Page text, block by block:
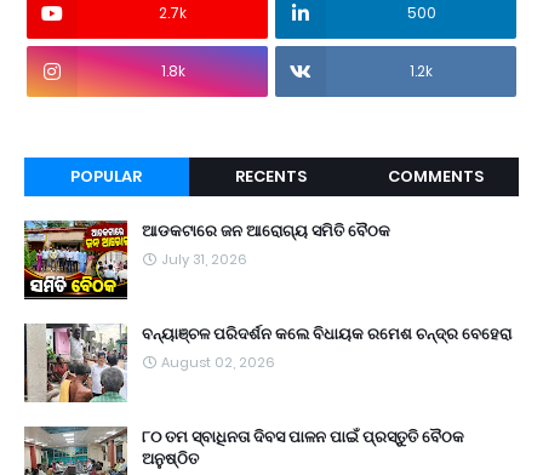
2.7k 500
1.8k 1.2k
POPULAR RECENTS COMMENTS
ଆଡକଟାରେ ଜନ ଆରୋଗ୍ୟ ସମିତି ବୈଠକ
July 31, 2026
ବନ୍ୟାଞ୍ଚଳ ପରିଦର୍ଶନ କଲେ ବିଧାୟକ ରମେଶ ଚନ୍ଦ୍ର ବେହେରା
August 02, 2026
୮୦ ତମ ସ୍ବାଧିନତା ଦିବସ ପାଳନ ପାଇଁ ପ୍ରସ୍ତୁତି ବୈଠକ
ଅନୁଷ୍ଠିତ